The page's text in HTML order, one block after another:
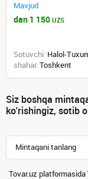
Mavjud
dan 1 150 UZS
Sotuvchi: Halol-
shahar: Toshkent
Siz boshqa
ko'rishingiz, sotib
Mintaqani tanlang
Tovar.uz